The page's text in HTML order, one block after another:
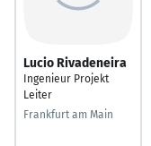
Lucio Rivadeneira
Ingenieur Projekt
Leiter
Frankfurt am Main